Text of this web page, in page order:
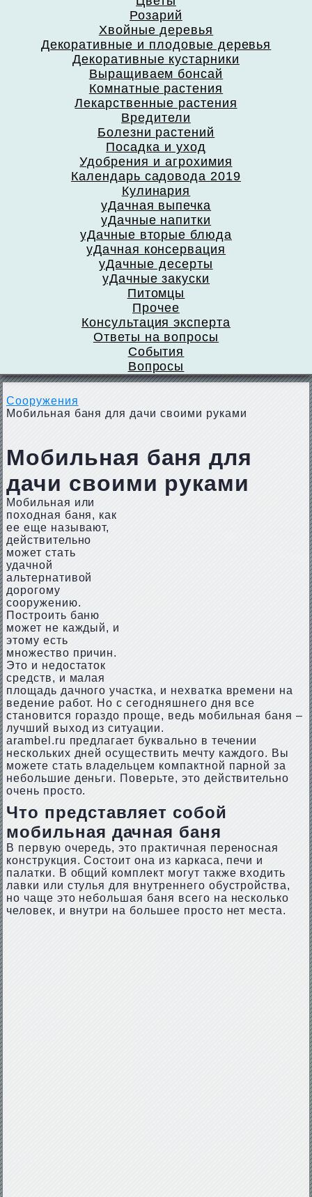
Розарий
Хвойные деревья
Декоративные и плодовые деревья
Декоративные кустарники
Выращиваем бонсай
Комнатные растения
Лекарственные растения
Вредители
Болезни растений
Посадка и уход
Удобрения и агрохимия
Календарь садовода 2019
Кулинария
уДачная выпечка
уДачные напитки
уДачные вторые блюда
уДачная консервация
уДачные десерты
уДачные закуски
Питомцы
Прочее
Консультация эксперта
Ответы на вопросы
События
Вопросы
Сооружения
Мобильная баня для дачи своими руками
Мобильная баня для
дачи своими руками
Мобильная или
походная баня, как
ее еще называют,
действительно
может стать
удачной
альтернативой
дорогому
сооружению.
Построить баню
может не каждый, и
этому есть
множество причин.
Это и недостаток
средств, и малая
площадь дачного участка, и нехватка времени на
ведение работ. Но с сегодняшнего дня все
становится гораздо проще, ведь мобильная баня –
лучший выход из ситуации.
arambel.ru предлагает буквально в течении
нескольких дней осуществить мечту каждого. Вы
можете стать владельцем компактной парной за
небольшие деньги. Поверьте, это действительно
очень просто.
Что представляет собой
мобильная дачная баня
В первую очередь, это практичная переносная
конструкция. Состоит она из каркаса, печи и
палатки. В общий комплект могут также входить
лавки или стулья для внутреннего обустройства,
но чаще это небольшая баня всего на несколько
человек, и внутри на большее просто нет места.